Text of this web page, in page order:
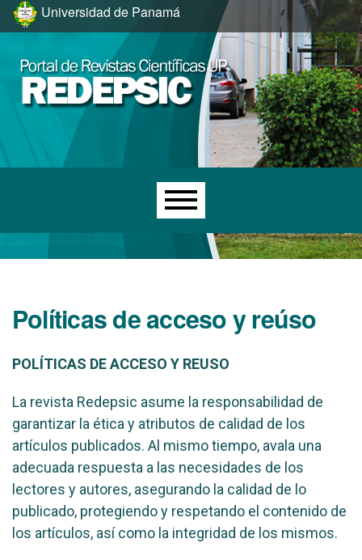
Ir al menú de navegación principal
Ir al contenido principal
Ir al pie de página del sitio
Universidad de Panamá
Menú principal
Políticas de acceso y reúso
POLÍTICAS DE ACCESO Y REUSO
La revista Redepsic asume la responsabilidad de
garantizar la ética y atributos de calidad de los
artículos publicados. Al mismo tiempo, avala una
adecuada respuesta a las necesidades de los
lectores y autores, asegurando la calidad de lo
publicado, protegiendo y respetando el contenido de
los artículos, así como la integridad de los mismos.